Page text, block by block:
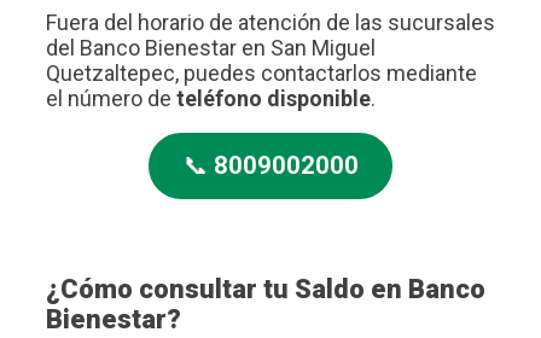
Fuera del horario de atención de las sucursales
del Banco Bienestar en San Miguel
Quetzaltepec, puedes contactarlos mediante
el número de teléfono disponible.
📞 8009002000
¿Cómo consultar tu Saldo en Banco
Bienestar?